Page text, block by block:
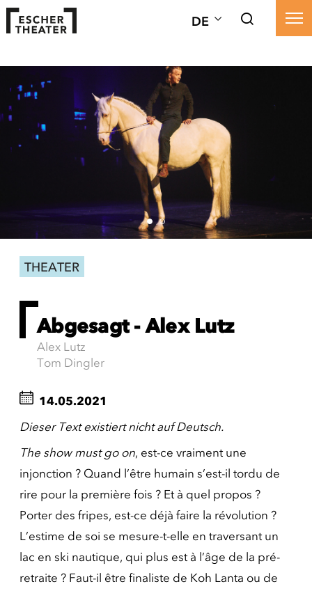
DE
THEATER
Abgesagt - Alex Lutz
Alex Lutz
Tom Dingler
14.05.2021
Dieser Text existiert nicht auf Deutsch.
The show must go on, est-ce vraiment une
injonction ? Quand l’être humain s’est-il tordu de
rire pour la première fois ? Et à quel propos ?
Porter des fripes, est-ce déjà faire la révolution ?
L’estime de soi se mesure-t-elle en traversant un
lac en ski nautique, qui plus est à l’âge de la pré-
retraite ? Faut-il être finaliste de Koh Lanta ou de